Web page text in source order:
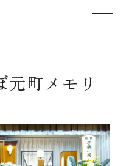
式について
元町メモリ